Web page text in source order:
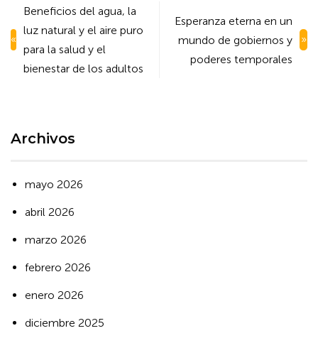
Navegación
de
entradas
Beneficios del agua, la
luz natural y el aire puro
para la salud y el
bienestar de los adultos
Esperanza eterna en un
mundo de gobiernos y
poderes temporales
Archivos
mayo 2026
abril 2026
marzo 2026
febrero 2026
enero 2026
diciembre 2025